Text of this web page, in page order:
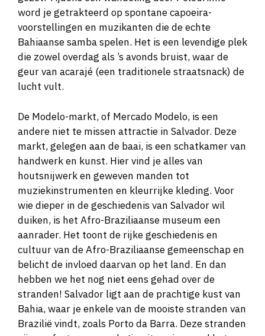
word je getrakteerd op spontane capoeira-
voorstellingen en muzikanten die de echte
Bahiaanse samba spelen. Het is een levendige plek
die zowel overdag als ’s avonds bruist, waar de
geur van acarajé (een traditionele straatsnack) de
lucht vult.
De Modelo-markt, of Mercado Modelo, is een
andere niet te missen attractie in Salvador. Deze
markt, gelegen aan de baai, is een schatkamer van
handwerk en kunst. Hier vind je alles van
houtsnijwerk en geweven manden tot
muziekinstrumenten en kleurrijke kleding. Voor
wie dieper in de geschiedenis van Salvador wil
duiken, is het Afro-Braziliaanse museum een
aanrader. Het toont de rijke geschiedenis en
cultuur van de Afro-Braziliaanse gemeenschap en
belicht de invloed daarvan op het land. En dan
hebben we het nog niet eens gehad over de
stranden! Salvador ligt aan de prachtige kust van
Bahia, waar je enkele van de mooiste stranden van
Brazilië vindt, zoals Porto da Barra. Deze stranden